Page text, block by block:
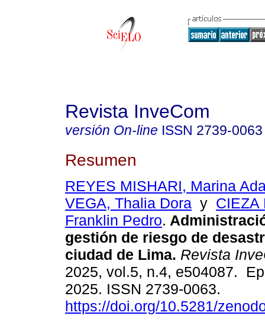
Revista InveCom
versión On-line ISSN 2739-0063
Resumen
REYES MISHARI, Marina
VEGA, Thalia Dora y CIEZA
Franklin Pedro.
gestión de riesgo de
ciudad de Lima. Revista
2025, vol.5, n.4, e504087.
2025. ISSN 2739-0063.
https://doi.org/10.5281/